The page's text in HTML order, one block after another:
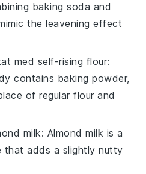
baking soda and
the leavening effect
med self-rising flour:
contains baking powder,
of regular flour and
milk: Almond milk is a
that adds a slightly nutty